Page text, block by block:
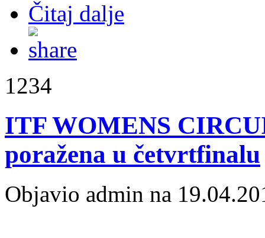
Čitaj dalje
1234
ITF WOMENS
poražena u četvrtfinalu
Objavio admin na